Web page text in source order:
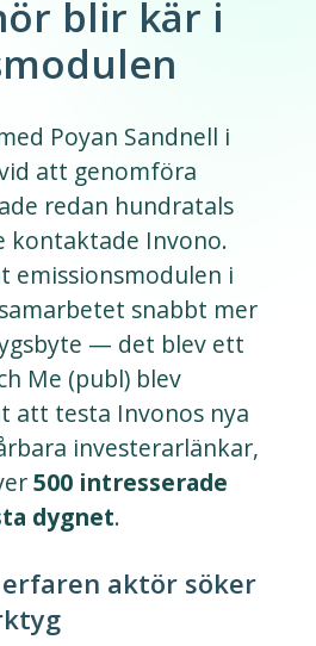
blir kär i
Poyan Sandnell i
att genomföra
redan hundratals
kontaktade Invono.
emissionsmodulen i
snabbt mer
— det blev ett
Me (publ) blev
att testa Invonos nya
investerarlänkar,
500 intresserade
dygnet.
erfaren aktör söker